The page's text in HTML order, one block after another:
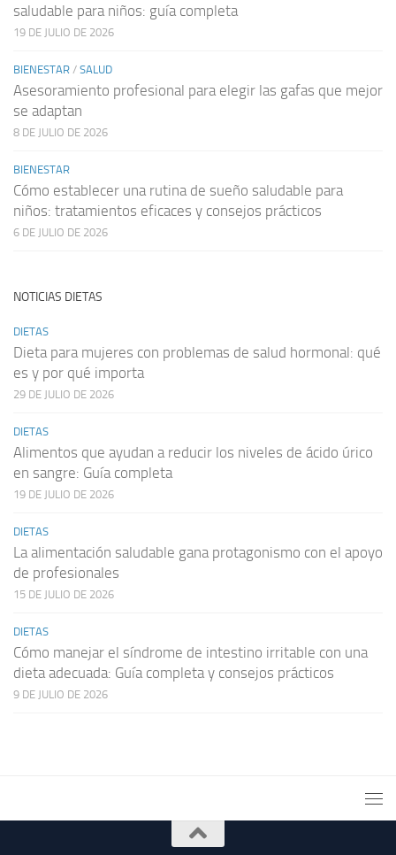
saludable para niños: guía completa
19 DE JULIO DE 2026
BIENESTAR / SALUD
Asesoramiento profesional para elegir las gafas que mejor
se adaptan
8 DE JULIO DE 2026
BIENESTAR
Cómo establecer una rutina de sueño saludable para
niños: tratamientos eficaces y consejos prácticos
6 DE JULIO DE 2026
NOTICIAS DIETAS
DIETAS
Dieta para mujeres con problemas de salud hormonal: qué
es y por qué importa
29 DE JULIO DE 2026
DIETAS
Alimentos que ayudan a reducir los niveles de ácido úrico
en sangre: Guía completa
19 DE JULIO DE 2026
DIETAS
La alimentación saludable gana protagonismo con el apoyo
de profesionales
15 DE JULIO DE 2026
DIETAS
Cómo manejar el síndrome de intestino irritable con una
dieta adecuada: Guía completa y consejos prácticos
9 DE JULIO DE 2026